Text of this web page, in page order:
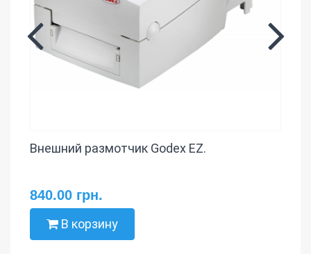
Внешний размотчик Godex EZ.
840.00 грн.
В корзину